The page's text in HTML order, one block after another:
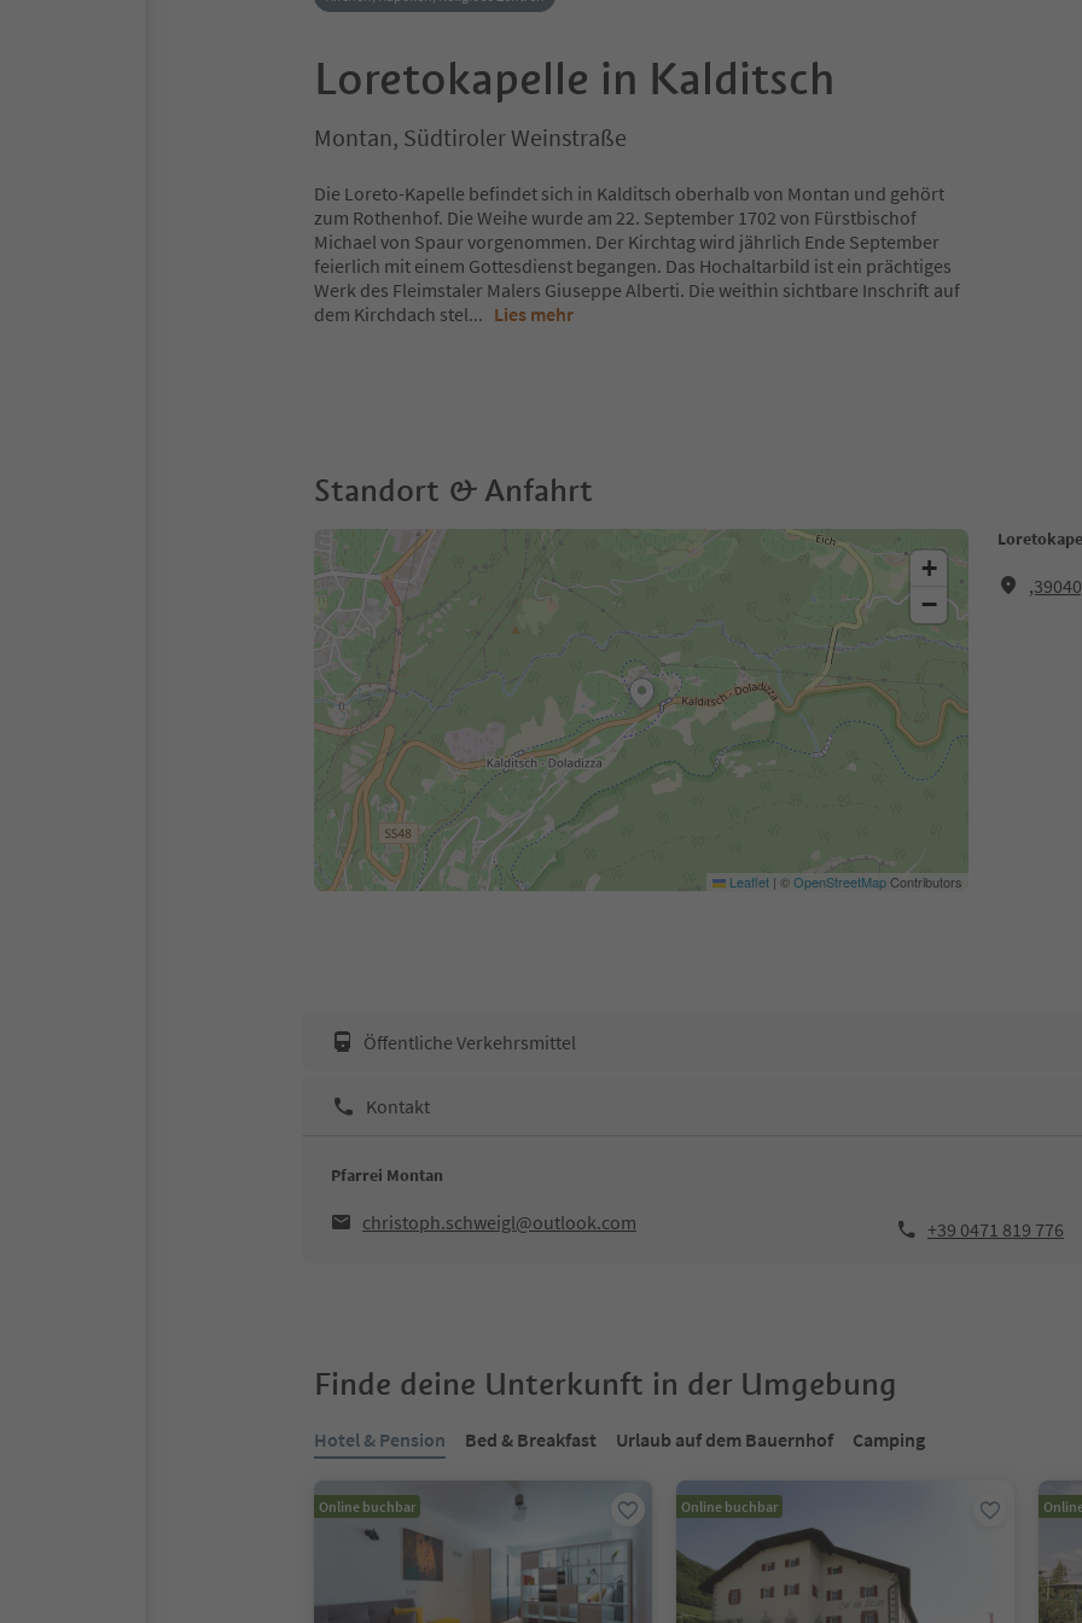
Loretokapelle in Kalditsch
Montan, Südtiroler Weinstraße
Die Loreto-Kapelle befindet sich in Kalditsch oberhalb von Montan und gehört
zum Rothenhof. Die Weihe wurde am 22. September 1702 von Fürstbischof
Michael von Spaur vorgenommen. Der Kirchtag wird jährlich Ende September
feierlich mit einem Gottesdienst begangen. Das Hochaltarbild ist ein prächtiges
Werk des Fleimstaler Malers Giuseppe Alberti. Die weithin sichtbare Inschrift auf
dem Kirchdach stel... Lies mehr
Standort & Anfahrt
+
−
Leaflet | ©OpenStreetMapContributors
Öffentliche Verkehrsmittel
Kontakt
Pfarrei Montan
christoph.schweigl@outlook.com +39 0471 819 776
Finde deine Unterkunft in der Umgebung
Hotel & Pension Bed & Breakfast Urlaub auf dem Bauernhof Camping
Online buchbar Online buchbar